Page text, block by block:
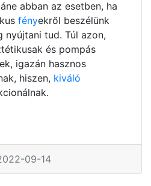
abban az esetben, ha
fényekről beszélünk
nyújtani tud. Túl azon,
és pompás
igazán hasznos
hiszen, kiváló
09-14